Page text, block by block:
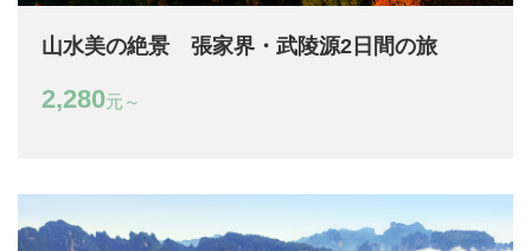
山水美の絶景 張家界・武陵源2日間の旅
2,280元～